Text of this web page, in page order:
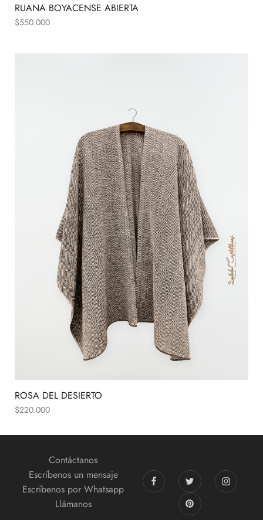
RUANA BOYACENSE ABIERTA
$550.000
ROSA DEL DESIERTO
$220.000
Contáctanos
Escríbenos un mensaje
Escríbenos por Whatsapp
Llámanos